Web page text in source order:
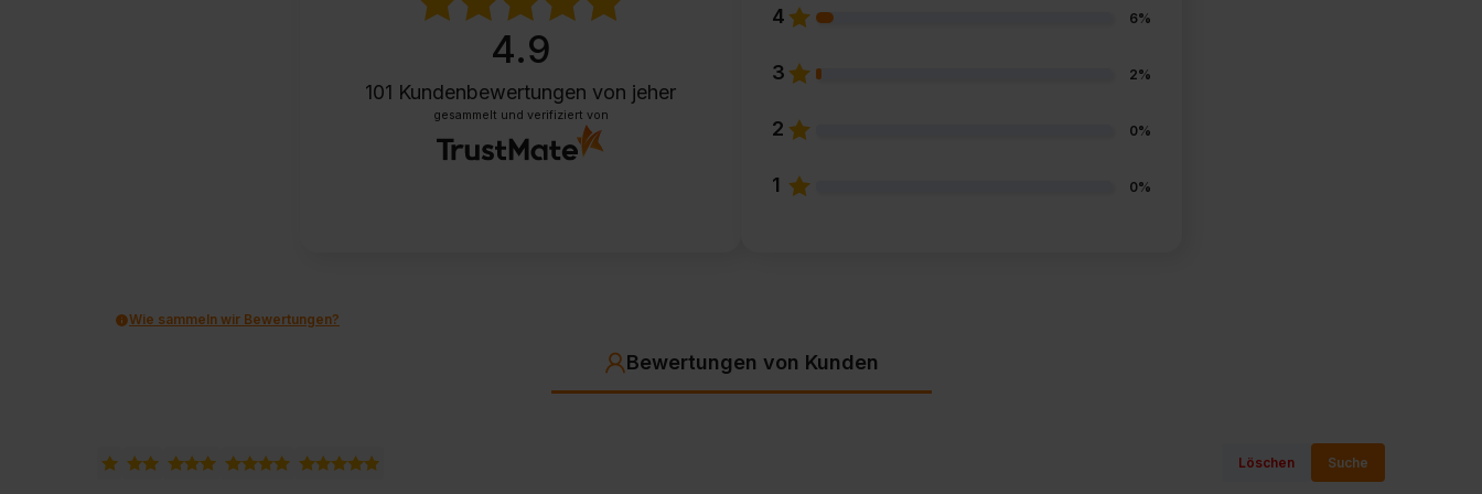
4.9
101 Kundenbewertungen von jeher
gesammelt und verifiziert von
4 6%
3 2%
2 0%
1 0%
Wie sammeln wir Bewertungen?
Bewertungen von Kunden
Löschen Suche